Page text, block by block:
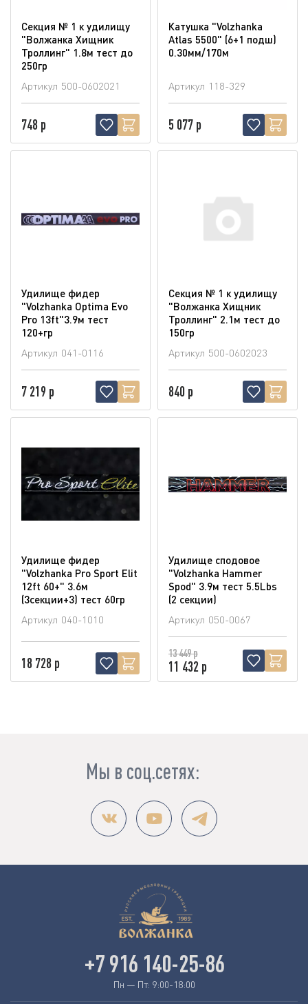
Секция № 1 к удилищу
"Волжанка Хищник
Троллинг" 1.8м тест до
250гр
Артикул 500-0602021
748 р
Катушка "Volzhanka
Atlas 5500" (6+1 подш)
0.30мм/170м
Артикул 118-329
5 077 р
Удилище фидер
"Volzhanka Optima Evo
Pro 13ft"3.9м тест
120+гр
Артикул 041-0116
7 219 р
Секция № 1 к удилищу
"Волжанка Хищник
Троллинг" 2.1м тест до
150гр
Артикул 500-0602023
840 р
Удилище фидер
"Volzhanka Pro Sport Elit
12ft 60+" 3.6м
(3секции+3) тест 60гр
Артикул 040-1010
18 728 р
Удилище сподовое
"Volzhanka Hammer
Spod" 3.9м тест 5.5Lbs
(2 секции)
Артикул 050-0067
13 449 р
11 432 р
Мы в соц.сетях:
+7 916 140-25-86
Пн — Пт: 9:00-18:00